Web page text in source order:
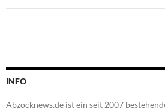
INFO
Abzocknews.de ist ein seit 2007